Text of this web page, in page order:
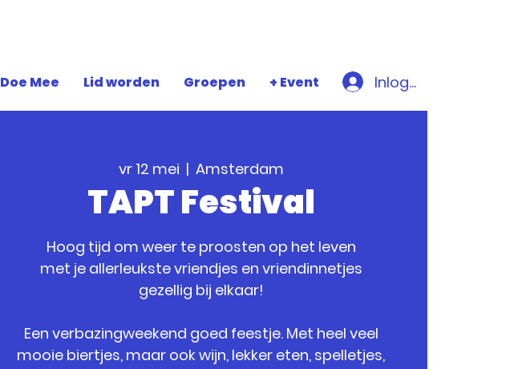
Doe Mee Lid worden Groepen + Event Inloggen
vr 12 mei
  |
Amsterdam
TAPT Festival
Hoog tijd om weer te proosten op het leven
met je allerleukste vriendjes en vriendinnetjes
gezellig bij elkaar!
Een verbazingweekend goed feestje. Met heel veel
mooie biertjes, maar ook wijn, lekker eten, spelletjes,